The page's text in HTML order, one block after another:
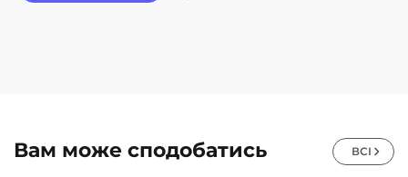
Вам може сподобатись ВСІ